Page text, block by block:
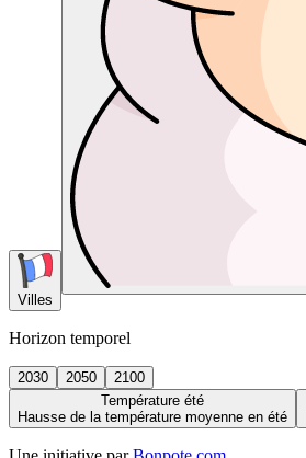
Villes
Horizon temporel
2030 2050
2100
Température été
Hausse de la température moyenne en été